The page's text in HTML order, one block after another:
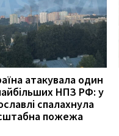
атакувала один
НПЗ РФ: у
спалахнула
пожежа